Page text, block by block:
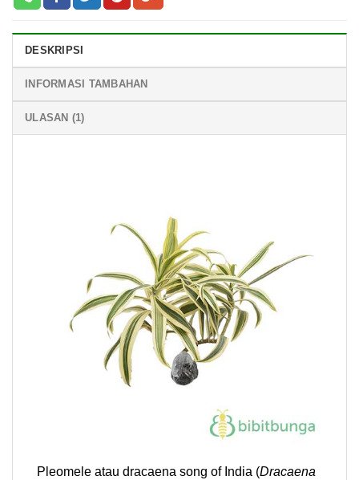
DESKRIPSI
INFORMASI TAMBAHAN
ULASAN (1)
Pleomele atau dracaena song of India (Dracaena